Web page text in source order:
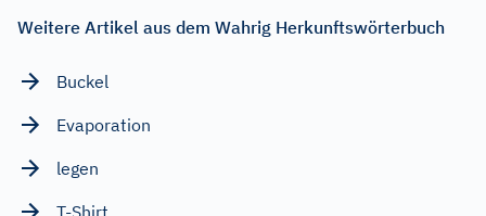
Weitere Artikel aus dem Wahrig Herkunftswörterbuch
Buckel
Evaporation
legen
T-Shirt